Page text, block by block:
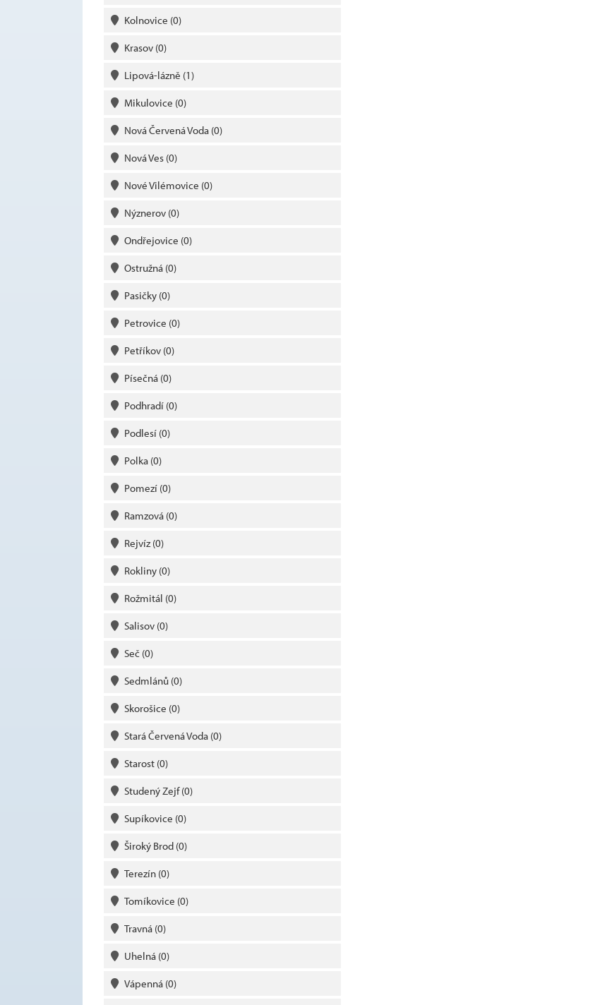
Kolnovice (0)
Krasov (0)
Lipová-lázně (1)
Mikulovice (0)
Nová Červená Voda (0)
Nová Ves (0)
Nové Vilémovice (0)
Nýznerov (0)
Ondřejovice (0)
Ostružná (0)
Pasičky (0)
Petrovice (0)
Petříkov (0)
Písečná (0)
Podhradí (0)
Podlesí (0)
Polka (0)
Pomezí (0)
Ramzová (0)
Rejvíz(0)
Rokliny (0)
Rožmitál (0)
Salisov (0)
Seč (0)
Sedmlánů (0)
Skorošice (0)
Stará Červená Voda (0)
Starost (0)
Studený Zejf(0)
Supíkovice (0)
Široký Brod (0)
Terezín (0)
Tomíkovice (0)
Travná (0)
Uhelná (0)
Vápenná (0)